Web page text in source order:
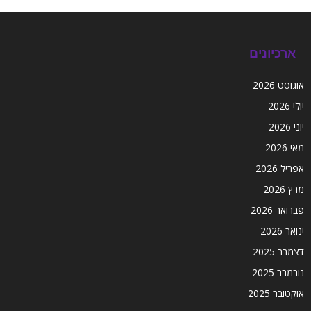
ארכיונים
אוגוסט 2026
יולי 2026
יוני 2026
מאי 2026
אפריל 2026
מרץ 2026
פברואר 2026
ינואר 2026
דצמבר 2025
נובמבר 2025
אוקטובר 2025